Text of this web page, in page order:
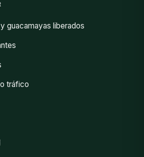
guacamayas liberados
tráfico